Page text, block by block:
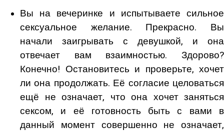
Вы на вечеринке и испытываете сильное
сексуальное желание. Прекрасно. Вы
начали заигрывать с девушкой, и она
отвечает вам взаимностью. Здорово?
Конечно! Остановитесь и проверьте, хочет
ли она продолжать. Её согласие целоваться
ещё не означает, что она хочет заняться
сексом, и её готовность быть с вами в
данный момент совершенно не означает,